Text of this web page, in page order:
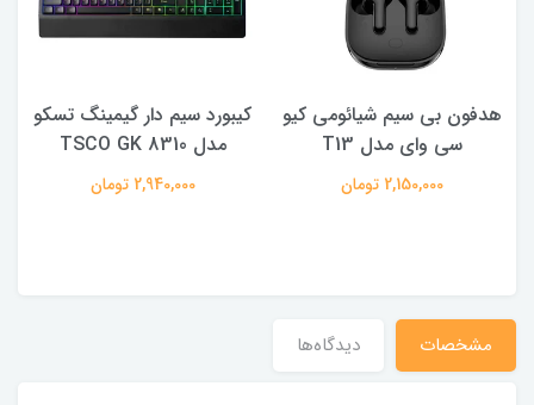
هدفون بی سیم شیائومی کیو
سی وای مدل T13
2,150,000 تومان
کیبورد سیم دار گیمینگ تسکو
مدل TSCO GK 8310
2,940,000 تومان
مشخصات دیدگاه‌ها